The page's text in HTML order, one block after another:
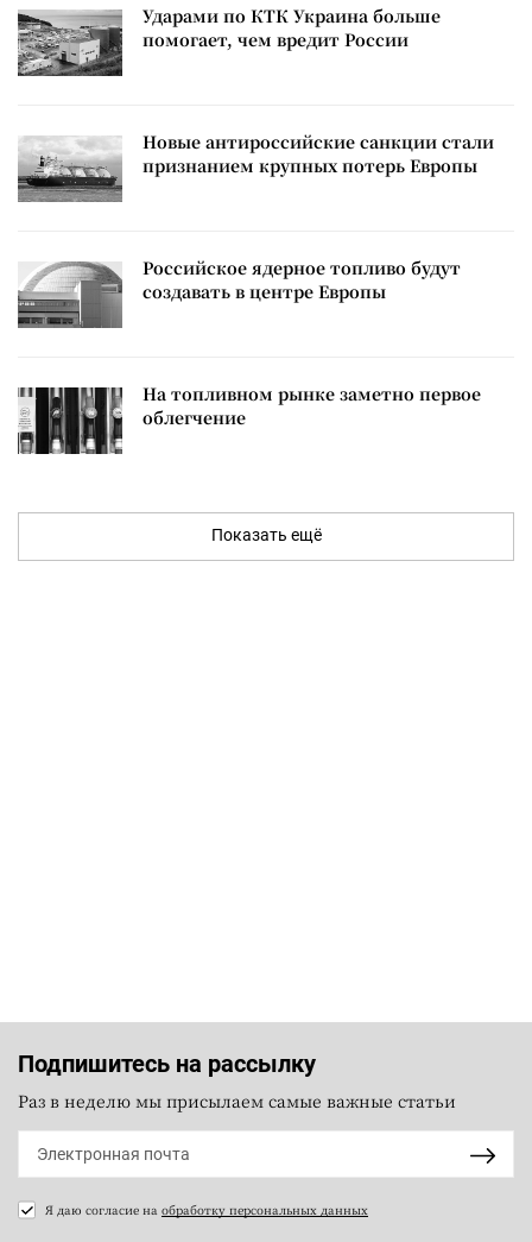
Ударами по КТК Украина больше
помогает, чем вредит России
Новые антироссийские санкции стали
признанием крупных потерь Европы
Российское ядерное топливо будут
создавать в центре Европы
На топливном рынке заметно первое
облегчение
Показать ещё
Подпишитесь на рассылку
Раз в неделю мы присылаем самые важные статьи
Я даю согласие на обработку персональных данных